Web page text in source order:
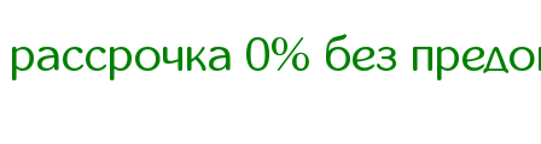
рассрочка 0% без